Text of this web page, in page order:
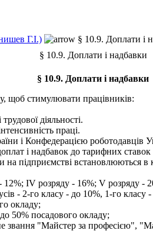
Г.І.)
§ 10.9. Доплати і
§ 10.9. Доплати і надбавки
§ 10.9. Доплати і надбавки
щоб стимулювати працівників:
діяльності.
праці.
і Конфедерацією
і надбавок до тарифних ставок
підприємстві встановлюються в
IV розряду - 16%; V розряду
- 2-го класу - до 10%, 1-го класу
окладу;
50% посадового окладу;
"Майстер за професією",